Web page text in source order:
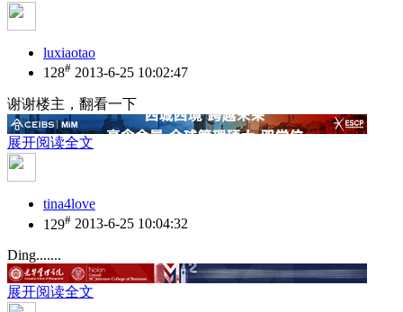
luxiaotao
128# 2013-6-25 10:02:47
谢谢楼主，翻看一下
展开阅读全文
tina4love
129# 2013-6-25 10:04:32
Ding.......
展开阅读全文